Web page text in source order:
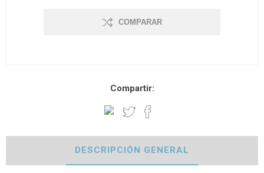
COMPARAR
Compartir:
DESCRIPCIÓN GENERAL